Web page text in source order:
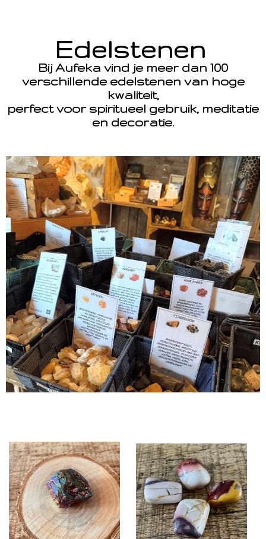
Edelstenen
Bij Aufeka vind je meer dan 100
verschillende edelstenen van hoge
kwaliteit,
perfect voor spiritueel gebruik, meditatie
en decoratie.